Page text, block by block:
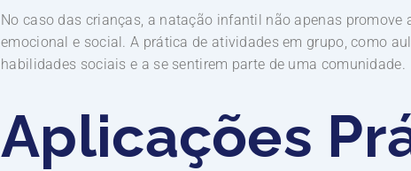
No caso das crianças, a natação infantil não apenas
emocional e social. A prática de atividades em grupo, como
habilidades sociais e a se sentirem parte de uma comunidade.
Aplicações